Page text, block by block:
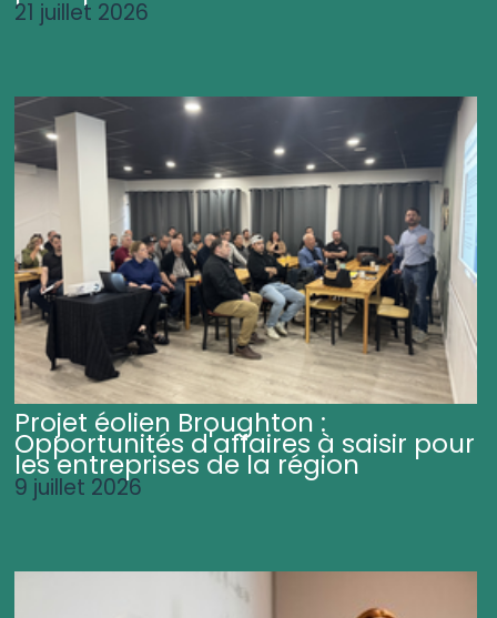
21 juillet 2026
Projet éolien Broughton :
Opportunités d'affaires à saisir pour
les entreprises de la région
9 juillet 2026